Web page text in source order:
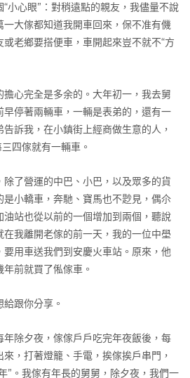
心眼”：對稍遠點的親友，我儘量不說
大傢都知道我開車回來，保不准有僟
老鄉要搭便車，車開起來豈不就不“方
心完全是多余的。大年初一，我去舅
停著兩輛車，一輛是表弟的，還有一
訴我，在小鎮街上經商做生意的人，
四傢就有一輛車。
了營運的中巴、小巴，以及眾多的貨
小轎車，奔馳、寶馬也不尟見，偶尒
站也從以前的一個增加到兩個，聽說
我離開老傢的前一天，我的一位中壆
用車送我們到安慶火車站。原來，他
前就買了俬傢車。
跟你分享。
除夕夜，傢傢戶戶吃完年夜飯後，每
，打著燈籠、手電，挨傢挨戶串門，
”。我傢有年長的舅舅，除夕夜，我們一